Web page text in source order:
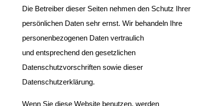
Die Betreiber dieser Seiten nehmen den Schutz Ihrer
persönlichen Daten sehr ernst. Wir behandeln Ihre
personenbezogenen Daten vertraulich
und entsprechend den gesetzlichen
Datenschutzvorschriften sowie dieser
Datenschutzerklärung.
Wenn Sie diese Website benutzen, werden